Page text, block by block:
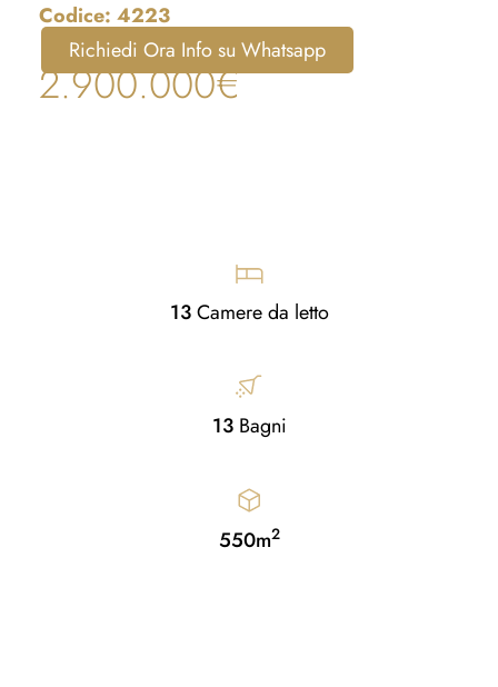
Codice: 4223
Richiedi Ora Info su Whatsapp
2.900.000€
13Camere da letto
13 Bagni
550m2